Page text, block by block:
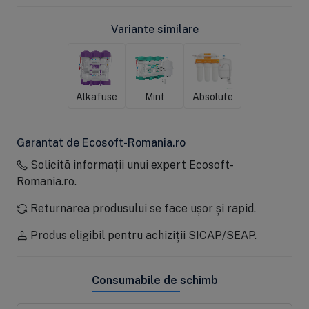
Variante similare
Alkafuse Mint Absolute
Garantat de Ecosoft-Romania.ro
Solicită informații unui expert Ecosoft-
Romania.ro.
Returnarea produsului se face ușor și rapid.
Produs eligibil pentru achiziții SICAP/SEAP.
Consumabile de schimb